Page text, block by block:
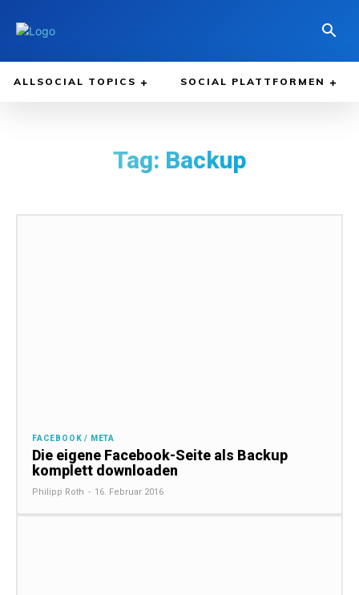
ALLSOCIAL TOPICS SOCIAL PLATTFORMEN
Tag: Backup
FACEBOOK / META
Die eigene Facebook-Seite als Backup
komplett downloaden
Philipp Roth - 16. Februar 2016